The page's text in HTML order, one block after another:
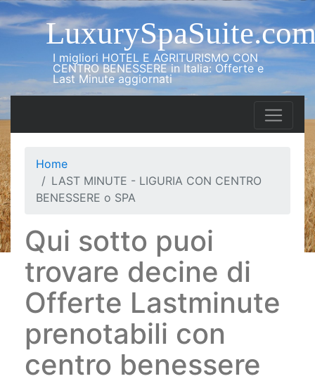
I migliori HOTEL E AGRITURISMO CON
CENTRO BENESSERE in Italia: Offerte e
Last Minute aggiornati
Home
LAST MINUTE - LIGURIA CON CENTRO
BENESSERE o SPA
Qui sotto puoi
trovare decine di
Offerte Lastminute
prenotabili con
centro benessere